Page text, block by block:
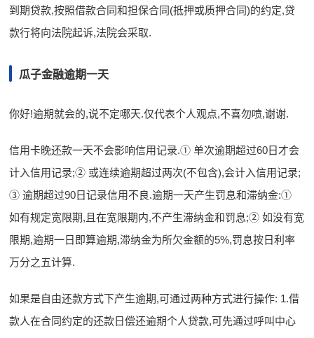
到期贷款,按照借款合同和担保合同(抵押或质押合同)的约定,贷
款行将向法院起诉,法院会采取.
瓜子金融逾期一天
你好!逾期就会的,说不定哪天.仅代表个人观点,不喜勿喷,谢谢.
信用卡晚还款一天不会影响信用记录.① 单次逾期超过60日才会
计入信用记录;② 或连续逾期超过两次(不包含),会计入信用记录;
③ 逾期超过90日记录信用不良.逾期一天产生罚息和滞纳金:①
如有规定宽限期,且在宽限期内,不产生滞纳金和罚息;② 如没有宽
限期,逾期一日即算逾期,滞纳金为所欠金额的5%,罚息按日利率
万分之五计算.
如果是自由还款方式下产生逾期,可通过两种方式进行操作: 1.借
款人在合同约定的还款日偿还逾期个人贷款,可先通过呼叫中心